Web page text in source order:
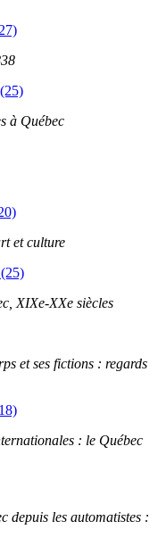
à Québec
et culture
XIXe-XXe siècles
et ses fictions : regards
: le Québec
depuis les automatistes :